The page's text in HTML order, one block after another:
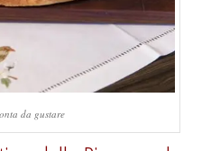
da gustare